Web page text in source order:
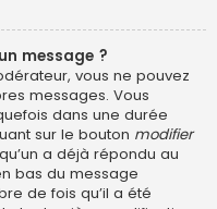
message ?
vous ne pouvez
messages. Vous
dans une durée
sur le bouton modifier
a déjà répondu au
bas du message
de fois qu’il a été